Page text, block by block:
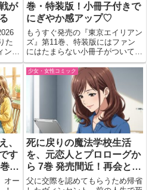
が
た
ンが
、世
面
向け
巻・特装版！小冊子付きで
にぎやか感アップ♡
もうすぐ発売の『東京エイリアン
ズ』第11巻、特装版にはファン
にはたまらない小冊子がついてく
るよ！発売日は2025年7月26日
で、すでに予約はOKみたい。い
つもストーリーの緊迫感がすごい
この作品だけど、今回はちょっと
息抜き（？）っぽい、にぎや...
、
す
｜
オー
少女・女性コミック
死に戻りの魔法学校生活
を、元恋人とプロローグか
ら 7巻 発売間近！再会と不
安と愛情が全部ぶつかって
父に交際を認めてもらうため帰省